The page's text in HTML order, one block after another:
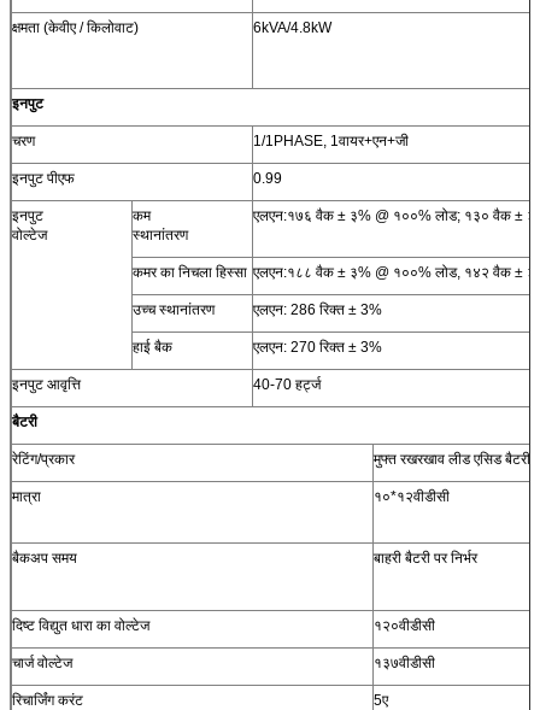
क्षमता (केवीए / किलोवाट) 6kVA/4.8kW
इनपुट
चरण 1/1PHASE, 1वायर+एन+जी
इनपुट पीएफ 0.99
इनपुट
वोल्टेज
कम
स्थानांतरण
एलएन:१७६ वैक ± ३% @ १००% लोड; १३० वैक ±
कमर का निचला हिस्सा एलएन:१८८ वैक ± ३% @ १००% लोड, १४२ वैक ±
उच्च स्थानांतरण एलएन: 286 रिक्त ± 3%
हाई बैक एलएन: 270 रिक्त ± 3%
इनपुट आवृत्ति 40-70 हर्ट्ज
बैटरी
रेटिंग/प्रकार मुफ्त रखरखाव लीड एसिड बैटरी
मात्रा १०*१२वीडीसी
बैकअप समय बाहरी बैटरी पर निर्भर
दिष्ट विद्युत धारा का वोल्टेज १२०वीडीसी
चार्ज वोल्टेज १३७वीडीसी
रिचार्जिंग करंट 5ए